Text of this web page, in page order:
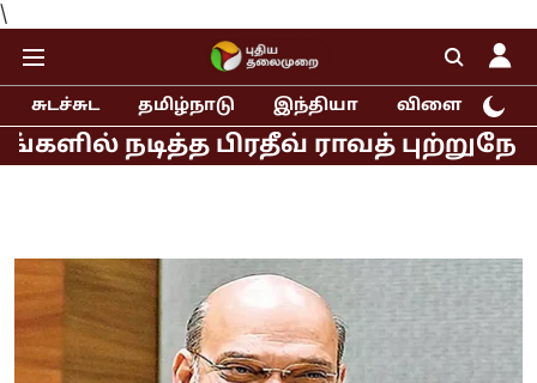
\
சுடச்சுட தமிழ்நாடு இந்தியா விளையாட்டு
பிரதீவ் ராவத் புற்றுநோய்